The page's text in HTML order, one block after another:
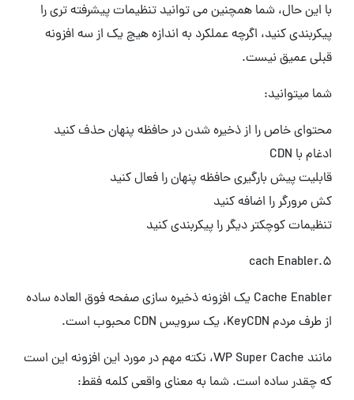
با این حال، شما همچنین می توانید تنظیمات پیشرفته تری را
پیکربندی کنید، اگرچه عملکرد به اندازه هیچ یک از سه افزونه
قبلی عمیق نیست.
شما میتوانید:
محتوای خاص را از ذخیره شدن در حافظه پنهان حذف کنید
ادغام با CDN
قابلیت پیش بارگیری حافظه پنهان را فعال کنید
کش مرورگر را اضافه کنید
تنظیمات کوچکتر دیگر را پیکربندی کنید
5.cach Enabler
Cache Enabler یک افزونه ذخیره سازی صفحه فوق العاده ساده
از طرف مردم KeyCDN، یک سرویس CDN محبوب است.
مانند WP Super Cache، نکته مهم در مورد این افزونه این است
که چقدر ساده است. شما به معنای واقعی کلمه فقط: